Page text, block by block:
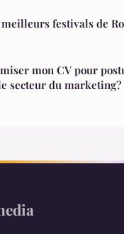
festivals de
mon CV pour
secteur du marketing?